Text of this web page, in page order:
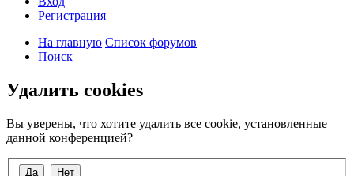
Регистрация
На главную Список форумов
Поиск
Удалить cookies
Вы уверены, что хотите удалить все cookie, установленные
данной конференцией?